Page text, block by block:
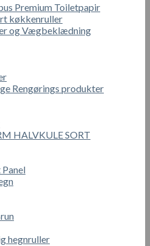
Premium Toiletpapir
køkkenruller
og Vægbeklædning
Rengørings produkter
HALVKULE SORT
hegnruller